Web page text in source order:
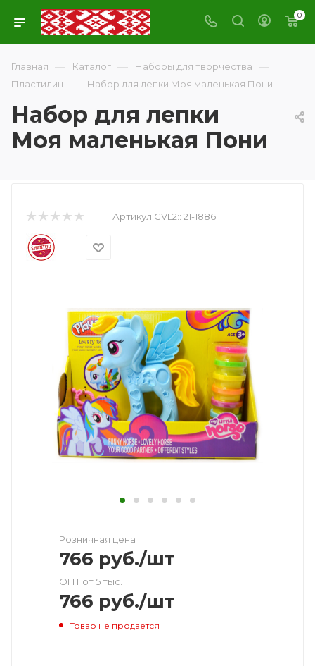
0
Главная — Каталог — Наборы для творчества —
Пластилин — Набор для лепки Моя маленькая Пони
Набор для лепки
Моя маленькая Пони
Артикул CVL2:: 21-1886
Розничная цена
766 руб./шт
ОПТ от 5 тыс.
766 руб./шт
Товар не продается